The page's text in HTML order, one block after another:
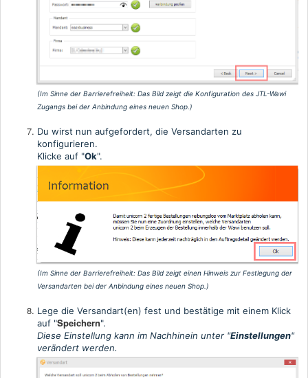
(Im Sinne der Barrierefreiheit: Das Bild zeigt die Konfiguration des JTL-Wawi
Zugangs bei der Anbindung eines neuen Shop. )
Du wirst nun aufgefordert, die Versandarten zu
konfigurieren.
Klicke auf "Ok".
(Im Sinne der Barrierefreiheit: Das Bild zeigt einen Hinweis zur Festlegung der
Versandarten bei der Anbindung eines neuen Shop. )
Lege die Versandart(en) fest und bestätige mit einem Klick
auf "Speichern".
Diese Einstellung kann im Nachhinein unter "Einstellungen"
verändert werden.